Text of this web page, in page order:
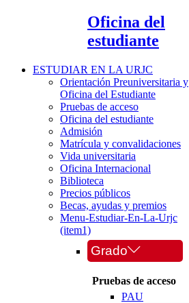
Oficina del
estudiante
ESTUDIAR EN LA URJC
Orientación Preuniversitaria y
Oficina del Estudiante
Pruebas de acceso
Oficina del estudiante
Admisión
Matrícula y convalidaciones
Vida universitaria
Oficina Internacional
Biblioteca
Precios públicos
Becas, ayudas y premios
Menu-Estudiar-En-La-Urjc
(item1)
Grado
Pruebas de acceso
PAU